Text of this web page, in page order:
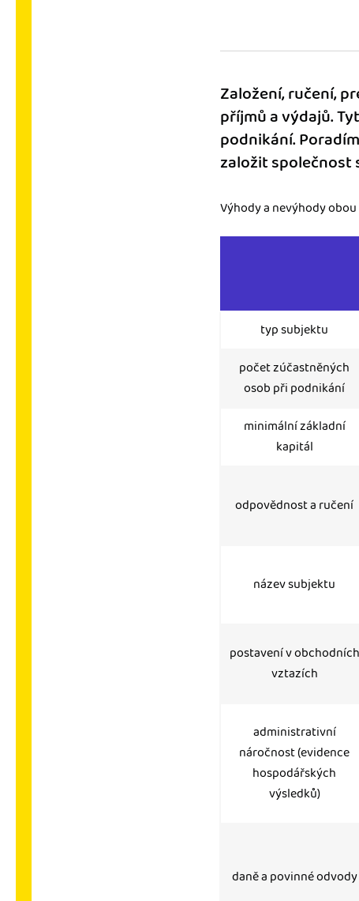
Užívejte, že máte
Propojení na další
Nechte iDoklad
propojení s e-shopem,
Založení, ručení,
příjmů a výdajů.
podnikání.
založit společnost
Výhody a nevýhody
typ subjektu
počet zúčastněných
osob při podnikání
minimální základní
kapitál
odpovědnost a ručení
název subjektu
postavení v obchodních
vztazích
administrativní
náročnost (evidence
hospodářských
výsledků)
daně a povinné odvody